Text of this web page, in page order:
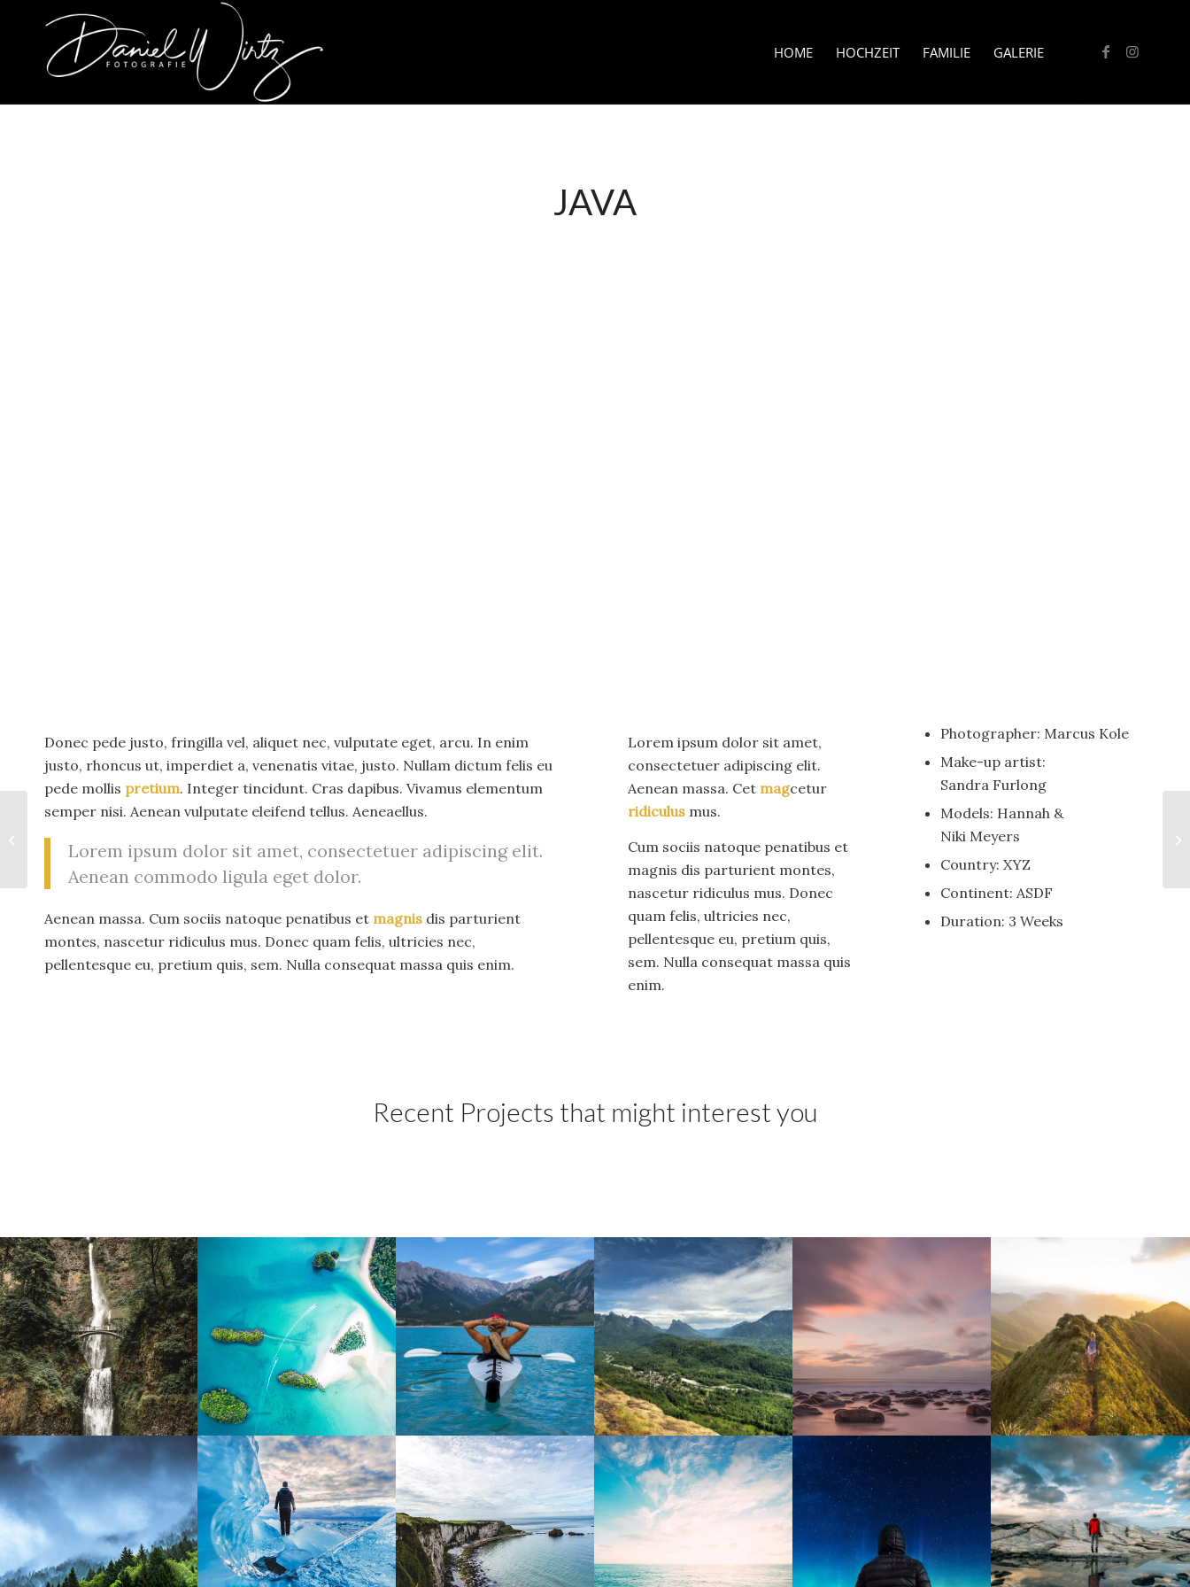
HOME HOCHZEIT FAMILIE GALERIE
JAVA
Donec pede justo, fringilla vel, aliquet nec, vulputate eget, arcu. In enim
justo, rhoncus ut, imperdiet a, venenatis vitae, justo. Nullam dictum felis eu
pede mollis pretium. Integer tincidunt. Cras dapibus. Vivamus elementum
semper nisi. Aenean vulputate eleifend tellus. Aeneaellus.
Lorem ipsum dolor sit amet, consectetuer adipiscing elit.
Aenean commodo ligula eget dolor.
Aenean massa. Cum sociis natoque penatibus et magnis dis parturient
montes, nascetur ridiculus mus. Donec quam felis, ultricies nec,
pellentesque eu, pretium quis, sem. Nulla consequat massa quis enim.
Lorem ipsum dolor sit amet,
consectetuer adipiscing elit.
Aenean massa. Cet magcetur
ridiculus mus.
Cum sociis natoque penatibus et
magnis dis parturient montes,
nascetur ridiculus mus. Donec
quam felis, ultricies nec,
pellentesque eu, pretium quis,
sem. Nulla consequat massa quis
enim.
Photographer: Marcus Kole
Make-up artist:
Sandra Furlong
Models: Hannah &
Niki Meyers
Country: XYZ
Continent: ASDF
Duration: 3 Weeks
Recent Projects that might interest you
Java Mauritius South Africa Kuala Lumpur Purple Reef Barcelona
Sherwood Forest The Arctic New Zealand Maldives Norway Bali
Mauritius